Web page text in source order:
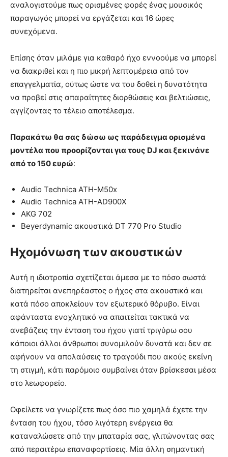
αναλογιστούμε πως ορισμένες φορές ένας μουσικός
παραγωγός μπορεί να εργάζεται και 16 ώρες
συνεχόμενα.
Επίσης όταν μιλάμε για καθαρό ήχο εννοούμε να μπορεί
να διακριθεί και η πιο μικρή λεπτομέρεια από τον
επαγγελματία, ούτως ώστε να του δοθεί η δυνατότητα
να προβεί στις απαραίτητες διορθώσεις και βελτιώσεις,
αγγίζοντας το τέλειο αποτέλεσμα.
Παρακάτω θα σας δώσω ως παράδειγμα ορισμένα
μοντέλα που προορίζονται για τους DJ και ξεκινάνε
από το 150 ευρώ:
Audio Technica ATH-M50x
Audio Technica ATH-AD900X
AKG 702
Beyerdynamic ακουστικά DT 770 Pro Studio
Ηχομόνωση των ακουστικών
Αυτή η ιδιοτροπία σχετίζεται άμεσα με το πόσο σωστά
διατηρείται ανεπηρέαστος ο ήχος στα ακουστικά και
κατά πόσο αποκλείουν τον εξωτερικό θόρυβο. Είναι
αφάνταστα ενοχλητικό να απαιτείται τακτικά να
ανεβάζεις την ένταση του ήχου γιατί τριγύρω σου
κάποιοι άλλοι άνθρωποι συνομιλούν δυνατά και δεν σε
αφήνουν να απολαύσεις το τραγούδι που ακούς εκείνη
τη στιγμή, κάτι παρόμοιο συμβαίνει όταν βρίσκεσαι μέσα
στο λεωφορείο.
Οφείλετε να γνωρίζετε πως όσο πιο χαμηλά έχετε την
ένταση του ήχου, τόσο λιγότερη ενέργεια θα
καταναλώσετε από την μπαταρία σας, γλιτώνοντας σας
από περαιτέρω επαναφορτίσεις. Μία άλλη σημαντική